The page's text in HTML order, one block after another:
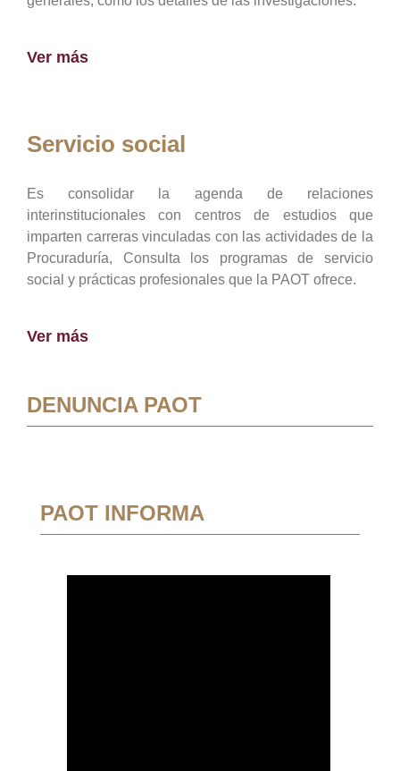
Ver más
Servicio social
Es consolidar la agenda de relaciones
interinstitucionales con centros de estudios que
imparten carreras vinculadas con las actividades de la
Procuraduría, Consulta los programas de servicio
social y prácticas profesionales que la PAOT ofrece.
Ver más
DENUNCIA PAOT
PAOT INFORMA